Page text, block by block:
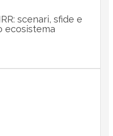
scenari, sfide e
ecosistema